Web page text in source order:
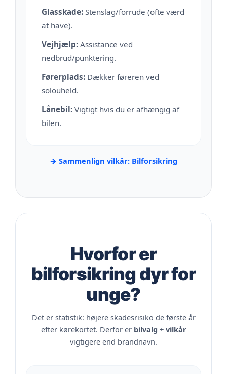
Glasskade: Stenslag/forrude (ofte værd
at have).
Vejhjælp: Assistance ved
nedbrud/punktering.
Førerplads: Dækker føreren ved
solouheld.
Lånebil: Vigtigt hvis du er afhængig af
bilen.
→ Sammenlign vilkår: Bilforsikring
Hvorfor er
bilforsikring dyr for
unge?
Det er statistik: højere skadesrisiko de første år
efter kørekortet. Derfor er bilvalg + vilkår
vigtigere end brandnavn.